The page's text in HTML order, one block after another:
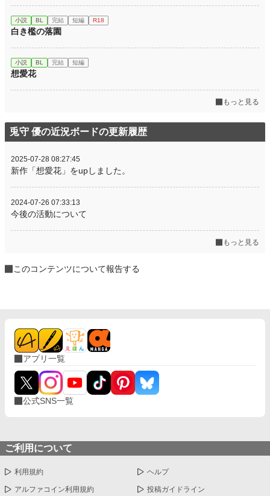
小説 BL 完結 短編 R18
白き檻の落園
小説 BL 完結 短編
想愛花
もっと見る
兎守 優の近況ボードの更新履歴
2025-07-28 08:27:45
新作「想愛花」をupしました。
2024-07-26 07:33:13
今後の活動について
もっと見る
このコンテンツについて報告する
アプリ一覧
公式SNS一覧
ご利用について
利用規約 ヘルプ
アルファコイン利用規約 投稿ガイドライン